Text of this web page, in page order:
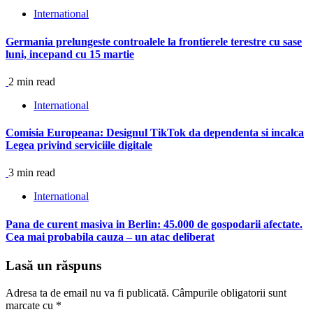
International
Germania prelungeste controalele la frontierele terestre cu sase
luni, incepand cu 15 martie
2 min read
International
Comisia Europeana: Designul TikTok da dependenta si incalca
Legea privind serviciile digitale
3 min read
International
Pana de curent masiva in Berlin: 45.000 de gospodarii afectate.
Cea mai probabila cauza – un atac deliberat
Lasă un răspuns
Adresa ta de email nu va fi publicată. Câmpurile obligatorii sunt
marcate cu *